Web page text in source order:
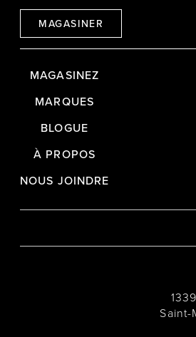
MAGASINER
MAGASINEZ
MARQUES
BLOGUE
À PROPOS
NOUS JOINDRE
Saint-